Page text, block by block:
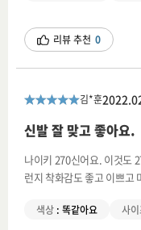
리뷰 추천 0
김*훈
신발 잘 맞고 좋아요.
나이키 270신어요. 이것도
런지 착화감도 좋고 이쁘고
색상 : 똑같아요 사